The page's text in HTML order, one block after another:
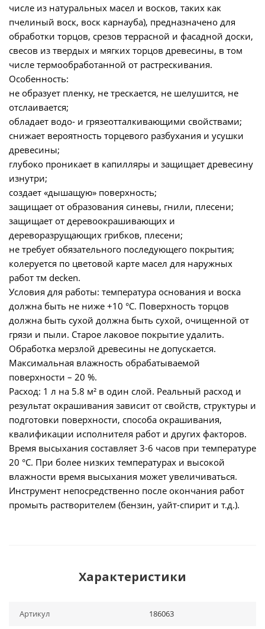
числе из натуральных масел и восков, таких как
пчелиный воск, воск карнауба), предназначено для
обработки торцов, срезов террасной и фасадной доски,
свесов из твердых и мягких торцов древесины, в том
числе термообработанной от растрескивания.
Особенность:
не образует пленку, не трескается, не шелушится, не
отслаивается;
обладает водо- и грязеотталкивающими свойствами;
снижает вероятность торцевого разбухания и усушки
древесины;
глубоко проникает в капилляры и защищает древесину
изнутри;
создает «дышащую» поверхность;
защищает от образования синевы, гнили, плесени;
защищает от деревоокрашивающих и
дереворазрущающих грибков, плесени;
не требует обязательного последующего покрытия;
колеруется по цветовой карте масел для наружных
работ тм decken.
Условия для работы: температура основания и воска
должна быть не ниже +10 °С. Поверхность торцов
должна быть сухой должна быть сухой, очищенной от
грязи и пыли. Старое лаковое покрытие удалить.
Обработка мерзлой древесины не допускается.
Максимальная влажность обрабатываемой
поверхности – 20 %.
Расход: 1 л на 5.8 м² в один слой. Реальный расход и
результат окрашивания зависит от свойств, структуры и
подготовки поверхности, способа окрашивания,
квалификации исполнителя работ и других факторов.
Время высыхания составляет 3-6 часов при температуре
20 °С. При более низких температурах и высокой
влажности время высыхания может увеличиваться.
Инструмент непосредственно после окончания работ
промыть растворителем (бензин, уайт-спирит и т.д.).
Характеристики
Артикул 186063